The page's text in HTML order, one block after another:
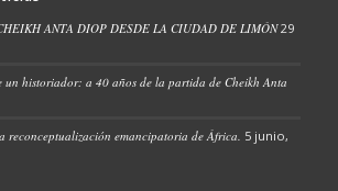
ANTA DIOP DESDE LA CIUDAD DE LIMÓN 29
un historiador: a 40 años de la partida de Cheikh Anta
reconceptualización emancipatoria de África. 5 junio,